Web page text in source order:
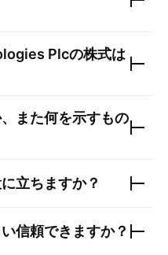
Plcの株式は
また何を示すもの
立ちますか？
信頼できますか？